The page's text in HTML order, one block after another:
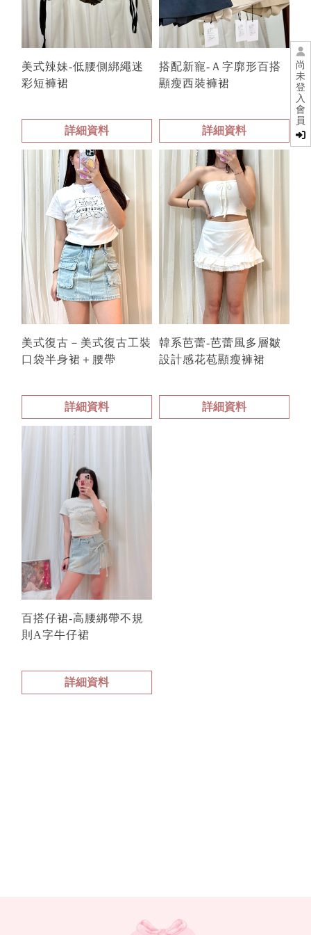
尚
未
登
入
會
員
美式辣妹-低腰側綁繩迷
彩短褲裙
詳細資料
搭配新寵-Ａ字廓形百搭
顯瘦西裝褲裙
詳細資料
美式復古－美式復古工裝
口袋半身裙＋腰帶
詳細資料
韓系芭蕾-芭蕾風多層皺
設計感花苞顯瘦褲裙
詳細資料
百搭仔裙-高腰綁帶不規
則A字牛仔裙
詳細資料